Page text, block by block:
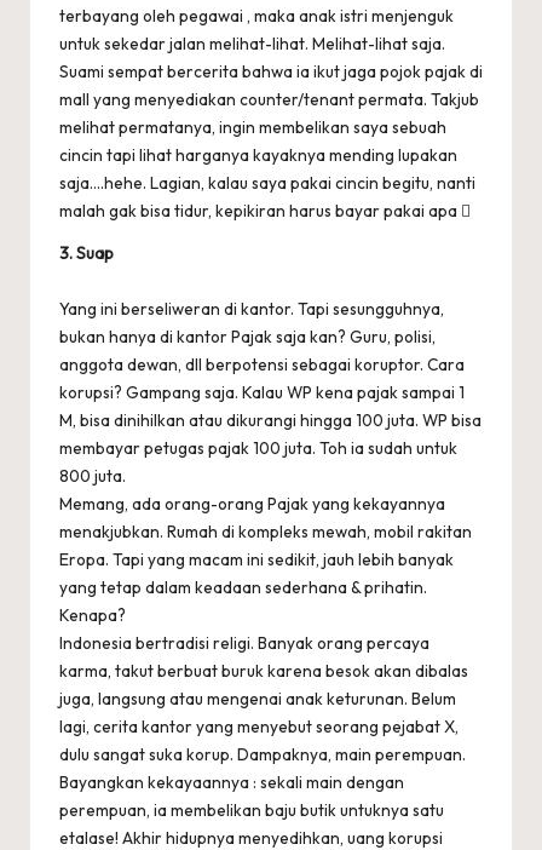
terbayang oleh pegawai , maka anak istri menjenguk
untuk sekedar jalan melihat-lihat. Melihat-lihat saja.
Suami sempat bercerita bahwa ia ikut jaga pojok pajak di
mall yang menyediakan counter/tenant permata. Takjub
melihat permatanya, ingin membelikan saya sebuah
cincin tapi lihat harganya kayaknya mending lupakan
saja….hehe. Lagian, kalau saya pakai cincin begitu, nanti
malah gak bisa tidur, kepikiran harus bayar pakai apa 
3. Suap
Yang ini berseliweran di kantor. Tapi sesungguhnya,
bukan hanya di kantor Pajak saja kan? Guru, polisi,
anggota dewan, dll berpotensi sebagai koruptor. Cara
korupsi? Gampang saja. Kalau WP kena pajak sampai 1
M, bisa dinihilkan atau dikurangi hingga 100 juta. WP bisa
membayar petugas pajak 100 juta. Toh ia sudah untuk
800 juta.
Memang, ada orang-orang Pajak yang kekayannya
menakjubkan. Rumah di kompleks mewah, mobil rakitan
Eropa. Tapi yang macam ini sedikit, jauh lebih banyak
yang tetap dalam keadaan sederhana & prihatin.
Kenapa?
Indonesia bertradisi religi. Banyak orang percaya
karma, takut berbuat buruk karena besok akan dibalas
juga, langsung atau mengenai anak keturunan. Belum
lagi, cerita kantor yang menyebut seorang pejabat X,
dulu sangat suka korup. Dampaknya, main perempuan.
Bayangkan kekayaannya : sekali main dengan
perempuan, ia membelikan baju butik untuknya satu
etalase! Akhir hidupnya menyedihkan, uang korupsi